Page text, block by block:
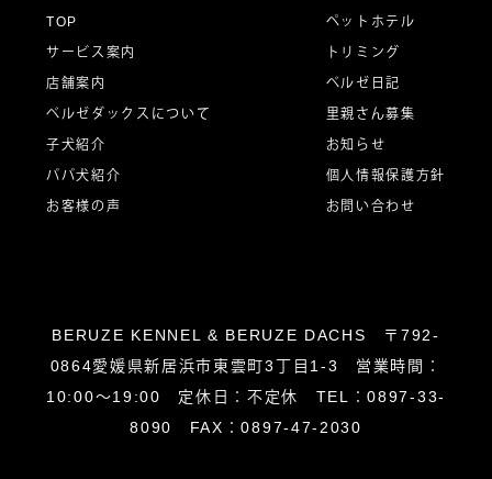
ー
シ
ョ
ン
TOP
サービス案内
店舗案内
ベルゼダックスについて
子犬紹介
パパ犬紹介
お客様の声
ペットホテル
トリミング
ベルゼ日記
里親さん募集
お知らせ
個人情報保護方針
お問い合わせ
BERUZE KENNEL & BERUZE DACHS 〒792-
0864愛媛県新居浜市東雲町3丁目1-3 営業時間：
10:00～19:00 定休日：不定休 TEL：0897-33-
8090 FAX：0897-47-2030